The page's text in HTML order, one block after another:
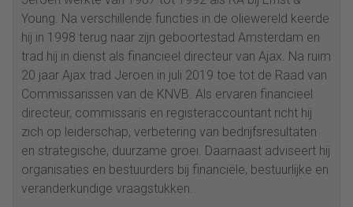
Young. Na verschillende functies in de oliewereld keerde
hij in 1998 terug naar zijn geboortestad Amsterdam en
trad hij in dienst als financieel directeur van Ajax. Na ruim
20 jaar Ajax trad Jeroen in juli 2019 toe tot de Raad van
Commissarissen van de KNVB. Als ervaren financieel
directeur, commissaris en registeraccountant richt hij
zich op leiderschap, verbetering van bedrijfsresultaten
en strategische, duurzame groei. Daarnaast adviseert hij
organisaties en bestuurders bij financiële, bestuurlijke en
veranderkundige vraagstukken.